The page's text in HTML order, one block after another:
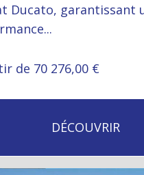
Ducato, garantissant
de 70 276,00 €
DÉCOUVRIR